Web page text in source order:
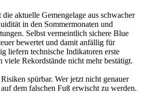
aktuelle Gemengelage aus schwacher
in den Sommermonaten und
Selbst vermeintlich sichere Blue
bewertet und damit anfällig für
liefern technische Indikatoren erste
viele Rekordstände nicht mehr bestätigt.
spürbar. Wer jetzt nicht genauer
dem falschen Fuß erwischt zu werden.